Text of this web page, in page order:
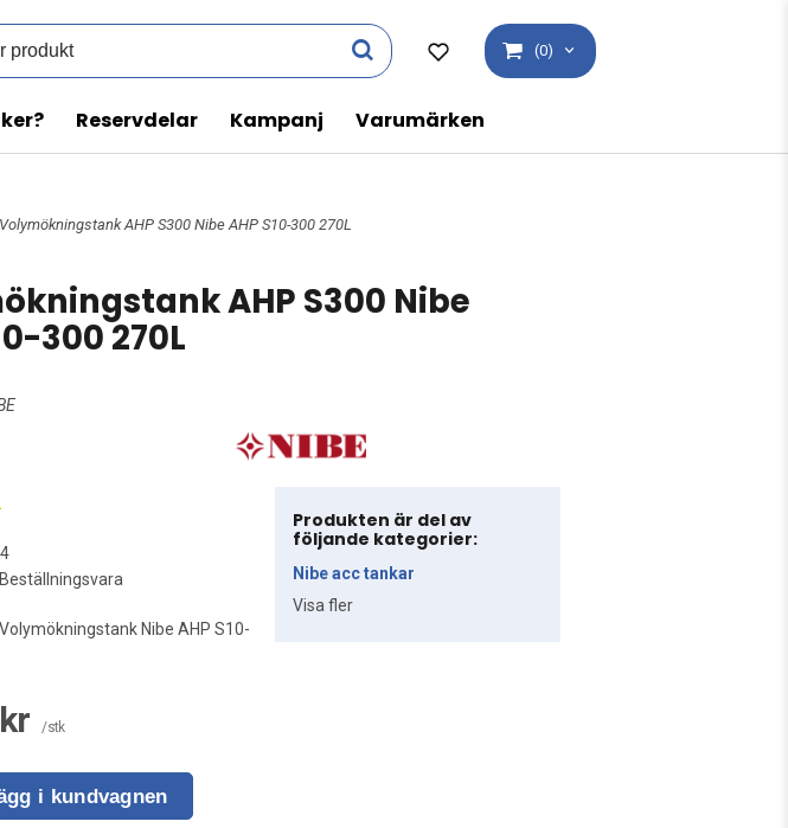
(0)
Reservdelar Kampanj Varumärken
AHP S300 Nibe AHP S10-300 270L
AHP S300 Nibe
300 270L
Beställningsvara
Volymökningstank Nibe AHP S10-
/stk
i kundvagnen
Produkten är del av
följande kategorier:
Nibe acc tankar
Visa fler